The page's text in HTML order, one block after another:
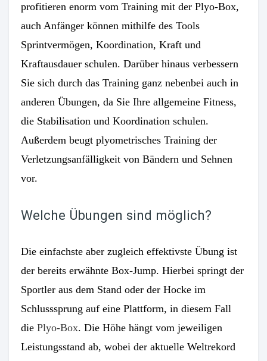
profitieren enorm vom Training mit der Plyo-Box,
auch Anfänger können mithilfe des Tools
Sprintvermögen, Koordination, Kraft und
Kraftausdauer schulen. Darüber hinaus verbessern
Sie sich durch das Training ganz nebenbei auch in
anderen Übungen, da Sie Ihre allgemeine Fitness,
die Stabilisation und Koordination schulen.
Außerdem beugt plyometrisches Training der
Verletzungsanfälligkeit von Bändern und Sehnen
vor.
Welche Übungen sind möglich?
Die einfachste aber zugleich effektivste Übung ist
der bereits erwähnte Box-Jump. Hierbei springt der
Sportler aus dem Stand oder der Hocke im
Schlusssprung auf eine Plattform, in diesem Fall
die Plyo-Box. Die Höhe hängt vom jeweiligen
Leistungsstand ab, wobei der aktuelle Weltrekord